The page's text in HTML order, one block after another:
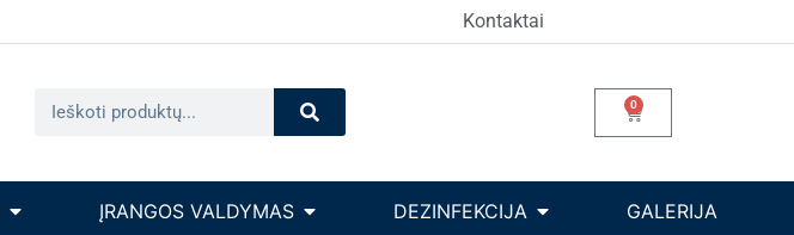
Kontaktai
Search 0
Cart
Open siurbliaiĮRANGOS VALDYMAS Open Įrangos valdymas
DEZINFEKCIJA Open dezinfekcija
GALERIJA